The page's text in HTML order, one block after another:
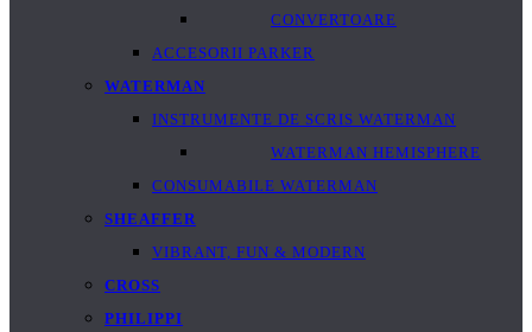
CONVERTOARE
ACCESORII PARKER
WATERMAN
INSTRUMENTE DE SCRIS WATERMAN
WATERMAN HEMISPHERE
CONSUMABILE WATERMAN
SHEAFFER
VIBRANT, FUN & MODERN
CROSS
PHILIPPI